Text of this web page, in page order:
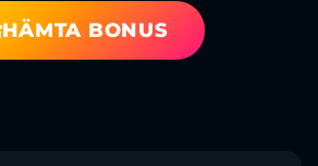
HÄMTA BONUS